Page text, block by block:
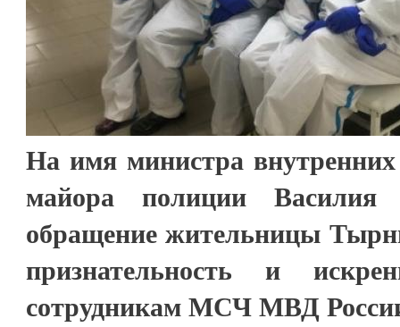
На имя министра
майора полиции Василия
обращение жительницы
признательность и
сотрудникам МСЧ МВД